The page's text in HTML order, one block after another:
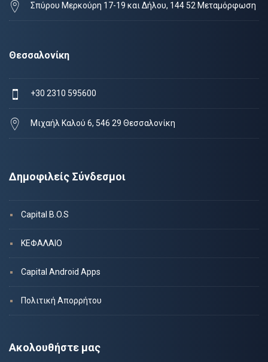
Σπύρου Μερκούρη 17-19 και Δήλου, 144 52 Μεταμόρφωση
Θεσσαλονίκη
+30 2310 595600
Μιχαήλ Καλού 6, 546 29 Θεσσαλονίκη
Δημοφιλείς Σύνδεσμοι
Capital B.O.S
ΚΕΦΑΛΑΙΟ
Capital Android Apps
Πολιτική Απορρήτου
Ακολουθήστε μας